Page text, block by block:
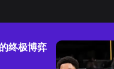
终极博弈